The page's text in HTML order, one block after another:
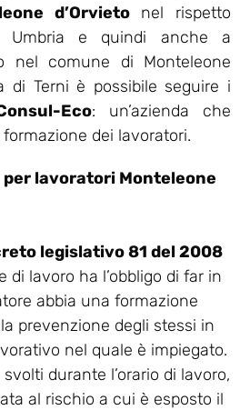
d’Orvietonel rispetto
Umbria e quindi anche a
nel comune di Monteleone
di Terni è possibile seguire i
Eco: un’azienda che
dei lavoratori.
lavoratori Monteleone
legislativo 81 del 2008
di lavoro ha l’obbligo di far in
abbia una formazione
prevenzione degli stessi in
nel quale è impiegato.
durante l’orario di lavoro,
al rischio a cui è esposto il